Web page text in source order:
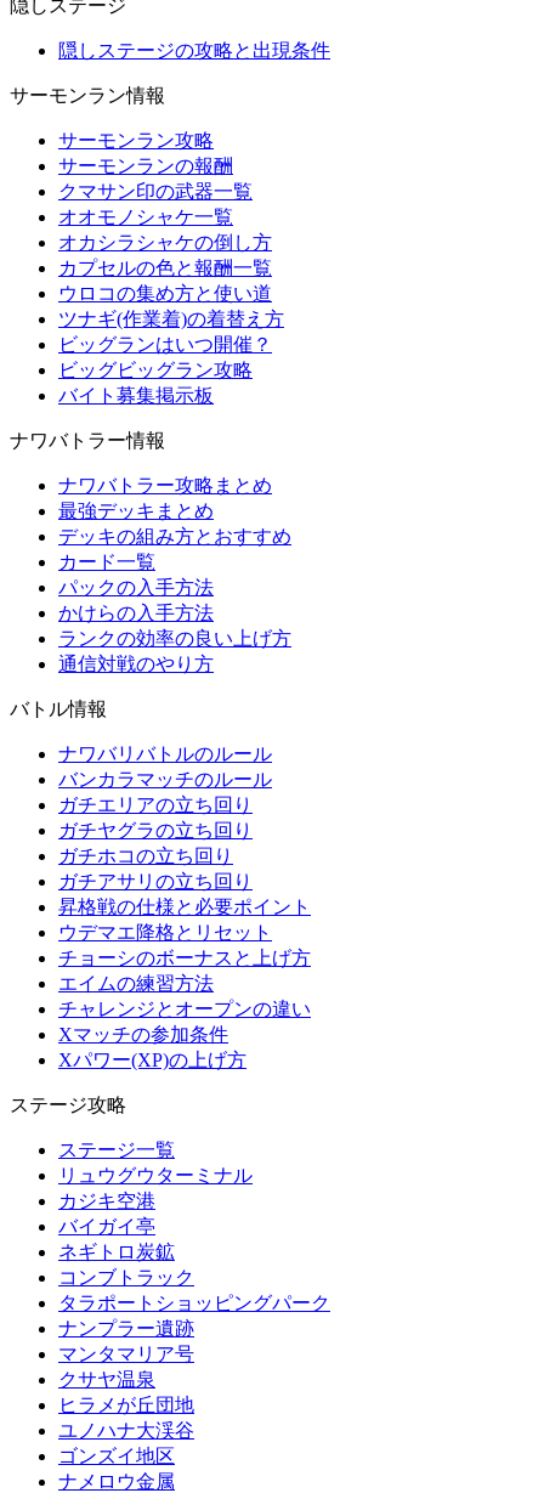
隠しステージ
隠しステージの攻略と出現条件
サーモンラン情報
サーモンラン攻略
サーモンランの報酬
クマサン印の武器一覧
オオモノシャケ一覧
オカシラシャケの倒し方
カプセルの色と報酬一覧
ウロコの集め方と使い道
ツナギ(作業着)の着替え方
ビッグランはいつ開催？
ビッグビッグラン攻略
バイト募集掲示板
ナワバトラー情報
ナワバトラー攻略まとめ
最強デッキまとめ
デッキの組み方とおすすめ
カード一覧
パックの入手方法
かけらの入手方法
ランクの効率の良い上げ方
通信対戦のやり方
バトル情報
ナワバリバトルのルール
バンカラマッチのルール
ガチエリアの立ち回り
ガチヤグラの立ち回り
ガチホコの立ち回り
ガチアサリの立ち回り
昇格戦の仕様と必要ポイント
ウデマエ降格とリセット
チョーシのボーナスと上げ方
エイムの練習方法
チャレンジとオープンの違い
Xマッチの参加条件
Xパワー(XP)の上げ方
ステージ攻略
ステージ一覧
リュウグウターミナル
カジキ空港
バイガイ亭
ネギトロ炭鉱
コンブトラック
タラポートショッピングパーク
ナンプラー遺跡
マンタマリア号
クサヤ温泉
ヒラメが丘団地
ユノハナ大渓谷
ゴンズイ地区
ナメロウ金属